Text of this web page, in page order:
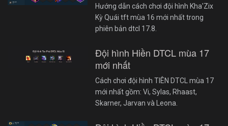
Hướng dẫn cách chơi đội hình Kha'Zix
Kỳ Quái tft mùa 16 mới nhất trong
phiên bản dtcl 17.8.
Đội hình Hiền DTCL mùa 17
mới nhất
Cách chơi đội hình TIÊN DTCL mùa 17
mới nhất gồm: Vi, Sylas, Rhaast,
Skarner, Jarvan và Leona.